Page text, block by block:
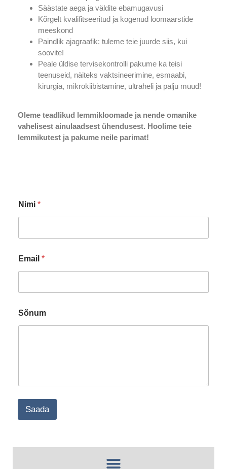
Säästate aega ja väldite ebamugavusi
Kõrgelt kvalifitseeritud ja kogenud loomaarstide
meeskond
Paindlik ajagraafik: tuleme teie juurde siis, kui
soovite!
Peale üldise tervisekontrolli pakume ka teisi
teenuseid, näiteks vaktsineerimine, esmaabi,
kirurgia, mikrokiibistamine, ultraheli ja palju muud!
Oleme teadlikud lemmikloomade ja nende omanike
vahelisest ainulaadsest ühendusest. Hoolime teie
lemmikutest ja pakume neile parimat!
Nimi *
Email *
õ
n
l
Sõnum
Saada